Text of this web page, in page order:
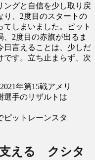
ングと自信を少し取り戻
り、2度目のスタートの
しまいました。ピット
2度目の赤旗が出るま
日言えることは、少しだ
です。立ち止まらず、次
ピットレーンスタ
える クシタ